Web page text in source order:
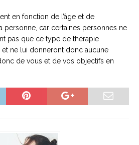
en fonction de l’âge et de
personne, car certaines personnes ne
pas que ce type de thérapie
ne lui donneront donc aucune
de vous et de vos objectifs en